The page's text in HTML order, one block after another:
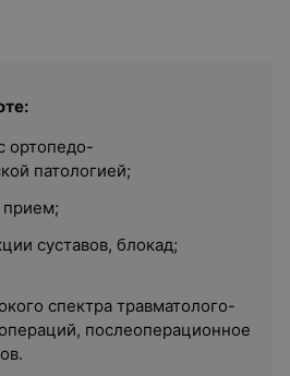
ортопедо-
патологией;
прием;
суставов, блокад;
спектра травматолого-
послеоперационное